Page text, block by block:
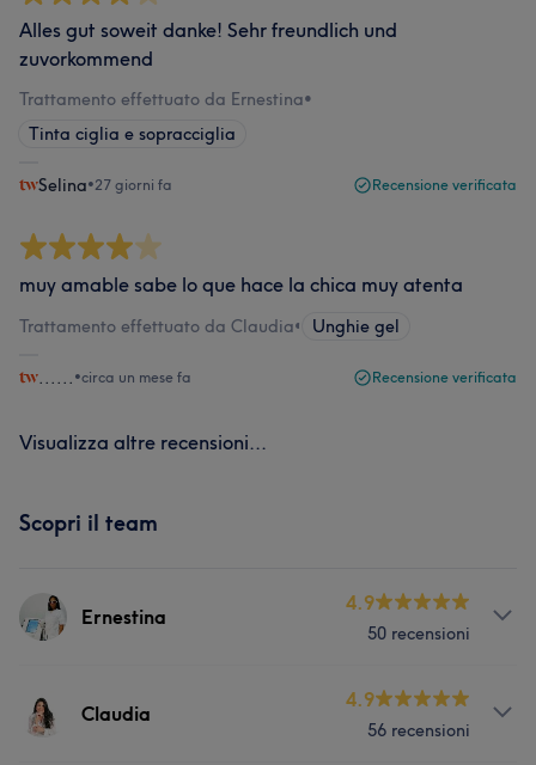
Alles gut soweit danke! Sehr freundlich und
zuvorkommend
Trattamento effettuato da Ernestina•
Tinta ciglia e sopracciglia
Selina•27 giorni fa Recensione verificata
muy amable sabe lo que hace la chica muy atenta
Trattamento effettuato da Claudia• Unghie gel
...... •circa un mese fa Recensione verificata
Visualizza altre recensioni...
Scopri il team
Ernestina
4.9
50 recensioni
Servizi
Claudia
4.9
56 recensioni